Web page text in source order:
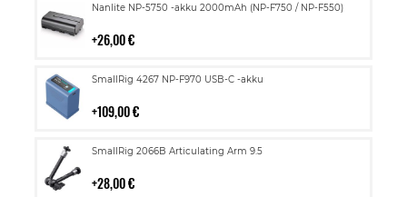
Nanlite NP-5750 -akku 2000mAh (NP-F750 / NP-F550)
26,00 €
Lisää
SmallRig 4267 NP-F970 USB-C -akku
109,00 €
Lisää
SmallRig 2066B Articulating Arm 9.5
28,00 €
Lisää